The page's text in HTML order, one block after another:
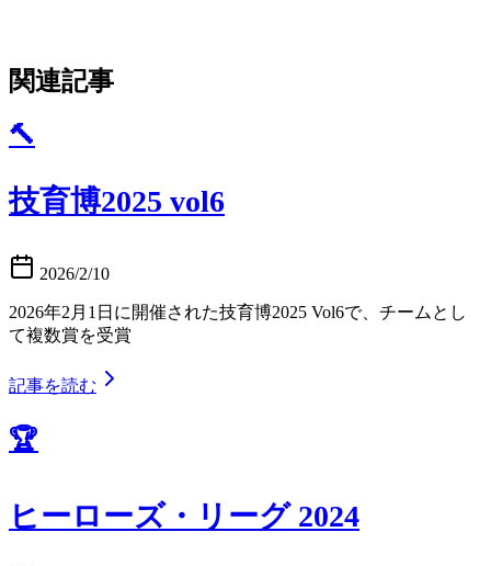
関連記事
🔨
技育博2025 vol6
2026/2/10
2026年2月1日に開催された技育博2025 Vol6で、チームとし
て複数賞を受賞
記事を読む
🏆
ヒーローズ・リーグ 2024